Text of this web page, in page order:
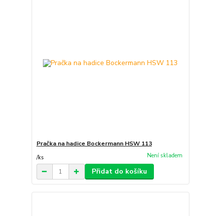
Pračka na hadice Bockermann HSW 113
/ks Není skladem
Přidat do košíku